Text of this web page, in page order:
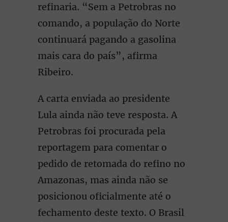
refinaria. “Sem a Petrobras no
comando, a população do Norte
continuará pagando a gasolina
mais cara do país”, afirma
Ribeiro.
A carta enviada ao presidente
Lula ainda não teve resposta. A
Petrobras foi procurada pela
reportagem para comentar o
pedido de retomada do refino no
Amazonas, mas ainda não se
posicionou oficialmente até o
fechamento deste texto. O Brasil